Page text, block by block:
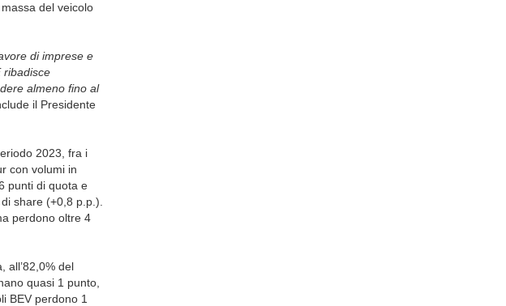
del veicolo
di imprese e
ribadisce
almeno fino al
il Presidente
2023, fra i
con volumi in
punti di quota e
share (+0,8 p.p.).
perdono oltre 4
all’82,0% del
quasi 1 punto,
BEV perdono 1